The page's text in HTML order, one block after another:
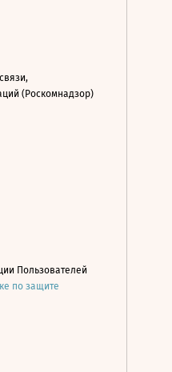
(Роскомнадзор)
Пользователей
по защите